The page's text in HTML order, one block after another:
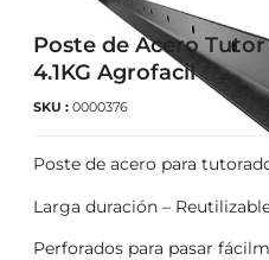
Poste de Acero
4.1KG Agrofacil
SKU : 0000376
Poste de acero para
Larga duración –
Perforados para pasar